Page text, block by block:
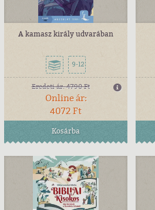
A kamasz király udvarában
9-12
Eredeti ár:4790 Ft
Online ár:
4072 Ft
Kosárba